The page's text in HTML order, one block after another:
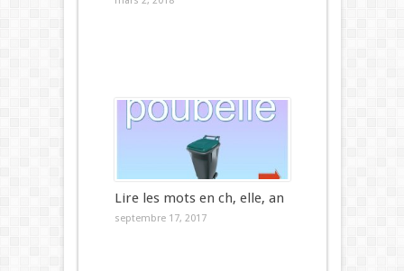
Lire les mots en ch, elle, an
septembre 17, 2017